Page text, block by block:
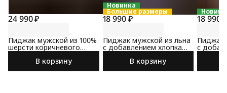
24 990 ₽
Пиджак мужской из 100%
шерсти коричневого
цвета
В корзину
Новинка
Большие размеры
18 990 ₽
Пиджак мужской из льна
с добавлением хлопка
сине-коричневого цвета
В корзину
18 990 ₽
Пиджак
с